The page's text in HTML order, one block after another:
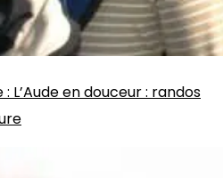
: L’Aude en douceur : randos